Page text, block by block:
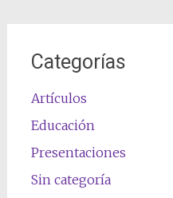
Categorías
Artículos
Educación
Presentaciones
Sin categoría